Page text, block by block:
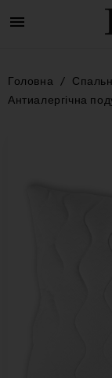

Головна
Антиалергічна